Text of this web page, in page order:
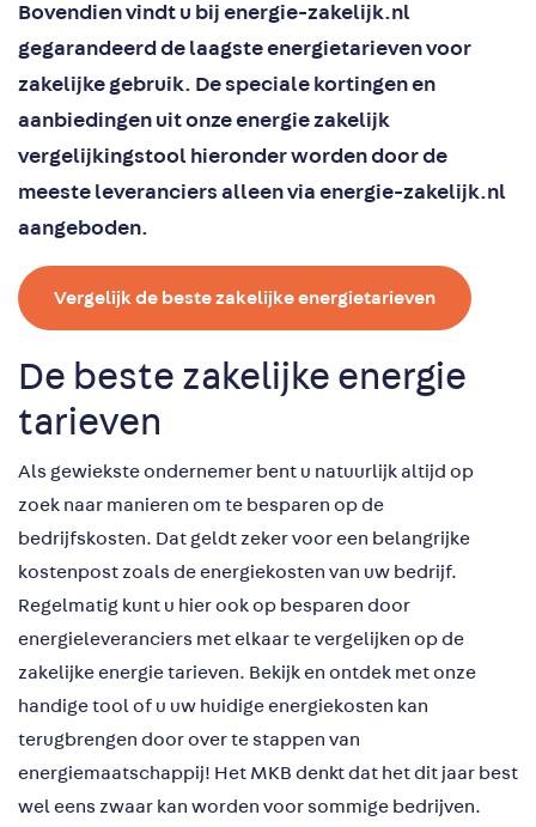
Bovendien vindt u bij energie-zakelijk.nl
gegarandeerd de laagste energietarieven voor
zakelijke gebruik. De speciale kortingen en
aanbiedingen uit onze energie zakelijk
vergelijkingstool hieronder worden door de
meeste leveranciers alleen via energie-zakelijk.nl
aangeboden.
Vergelijk de beste zakelijke energietarieven
De beste zakelijke energie
tarieven
Als gewiekste ondernemer bent u natuurlijk altijd op
zoek naar manieren om te besparen op de
bedrijfskosten. Dat geldt zeker voor een belangrijke
kostenpost zoals de energiekosten van uw bedrijf.
Regelmatig kunt u hier ook op besparen door
energieleveranciers met elkaar te vergelijken op de
zakelijke energie tarieven. Bekijk en ontdek met onze
handige tool of u uw huidige energiekosten kan
terugbrengen door over te stappen van
energiemaatschappij! Het MKB denkt dat het dit jaar best
wel eens zwaar kan worden voor sommige bedrijven.